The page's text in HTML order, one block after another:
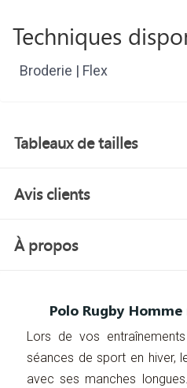
Techniques
Broderie | Flex
Tableaux de tailles
Avis clients
À propos
Polo Rugby
Lors de vos
séances de sport en hiver,
avec ses manches longues.